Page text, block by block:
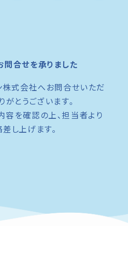
問合せを承りました
株式会社へお問合せいただ
がとうございます。
容を確認の上、担当者より
し上げます。